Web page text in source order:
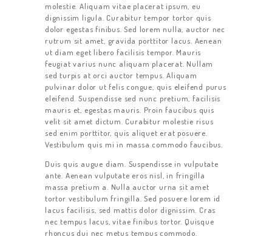
ABOUT US
GET A PRIVATE
DRIVER
TOURS
OUR NEWS
CONTACT US
TERMS &
CONDITIONS
molestie. Aliquam vitae placerat ipsum, eu
dignissim ligula. Curabitur tempor tortor quis
dolor egestas finibus. Sed lorem nulla, auctor nec
rutrum sit amet, gravida porttitor lacus. Aenean
ut diam eget libero facilisis tempor. Mauris
feugiat varius nunc aliquam placerat. Nullam
sed turpis at orci auctor tempus. Aliquam
pulvinar dolor ut felis congue, quis eleifend purus
eleifend. Suspendisse sed nunc pretium, facilisis
mauris et, egestas mauris. Proin faucibus quis
velit sit amet dictum. Curabitur molestie risus
sed enim porttitor, quis aliquet erat posuere.
Vestibulum quis mi in massa commodo faucibus.
Duis quis augue diam. Suspendisse in vulputate
ante. Aenean vulputate eros nisl, in fringilla
massa pretium a. Nulla auctor urna sit amet
tortor vestibulum fringilla. Sed posuere lorem id
lacus facilisis, sed mattis dolor dignissim. Cras
nec tempus lacus, vitae finibus tortor. Quisque
rhoncus dui nec metus tempus commodo.